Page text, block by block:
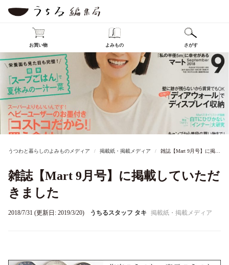
お買い物 よみもの さがす
うつわと暮らしのよみものメディア 掲載紙・掲載メディア 雑誌【Mart 9月号】に掲載していただきました
雑誌【Mart 9月号】に掲載していただ
きました
2018/7/31 (更新日: 2019/3/20) うちるスタッフ タキ 掲載紙・掲載メディア